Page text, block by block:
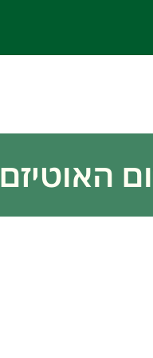
האוטיזם